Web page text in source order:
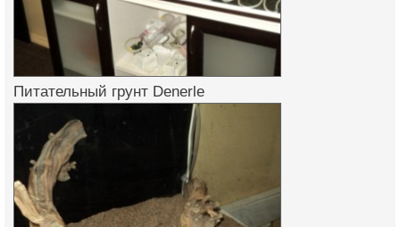
Питательный грунт Denerle